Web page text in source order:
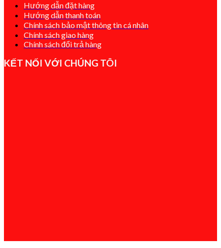
Hướng dẫn đặt hàng
Hướng dẫn thanh toán
Chính sách bảo mật thông tin cá nhân
Chính sách giao hàng
Chính sách đổi trả hàng
KẾT NỐI VỚI CHÚNG TÔI